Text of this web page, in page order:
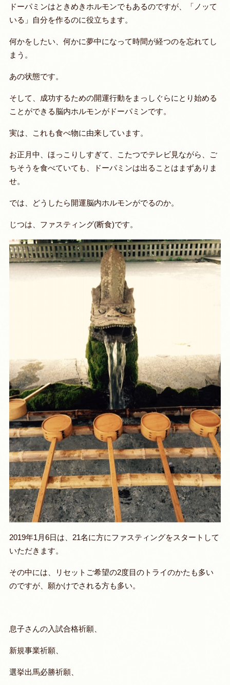
ドーパミンはときめきホルモンでもあるのですが、「 ノッて
いる」自分を作るのに役立ちます。
何かをしたい、何かに夢中になって時間が経つのを忘れてし
まう。
あの状態です。
そして、 成功するための開運行動をまっしぐらにとり始める
ことができる脳内ホルモンがドーパミンです。
実は、これも食べ物に由来しています。
お正月中、ほっこりしすぎて、こたつでテレビ見ながら、ご
ちそうを食べていても、ドーパミンは出ることはまずありま
せ。
では、どうしたら開運脳内ホルモンがでるのか。
じつは、ファスティング(断食)です。
2019年1月6日は、21名に方にファスティングをスタートして
いただきます。
その中には、リセットご希望の2度目のトライのかたも多い
のですが、 願かけでされる方も多い。
息子さんの入試合格祈願、
新規事業祈願、
選挙出馬必勝祈願、